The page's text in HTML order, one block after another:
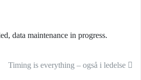
data maintenance in progress.
Timing is everything – også i ledelse